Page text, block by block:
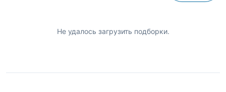
Не удалось загрузить подборки.